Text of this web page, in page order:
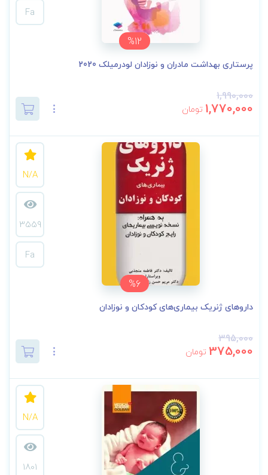
%12
Fa
پرستاری بهداشت مادران و نوزادان لودرمیلک 2020
1,990,000
1,770,000 تومان
%6
N/A
3559
Fa
داروهای ژنریک بیماری‌های کودکان و نوزادان
395,000
375,000 تومان
N/A
1801